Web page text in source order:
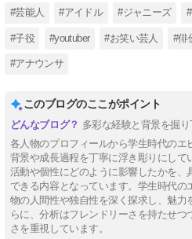
#芸能人 #アイドル #ジャニーズ
#子役 #youtuber #お笑い芸人 #俳
#アナウンサ
このブログのここがポイント
多彩な経験と背景を掘
各人物のプロフィールから学生時代の
背景や成長過程を丁寧に浮き彫りにし
活動や個性にどのように影響したかを
できる内容となっています。学生時代の
物の人間性や独自性を深く探求し、魅力
らに、分析はフレンドリーさを持たせ
さを重視しています。